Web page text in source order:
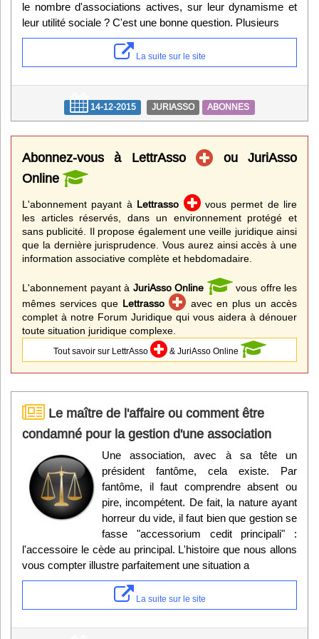
le nombre d'associations actives, sur leur dynamisme et
leur utilité sociale ? C'est une bonne question. Plusieurs
La suite sur le site
14-12-2015 JURIASSO ABONNES
Abonnez-vous à LettrAsso
ou JuriAsso
Online
L'abonnement payant à Lettrasso
vous permet de lire
les articles réservés, dans un environnement protégé et
sans publicité. Il propose également une veille juridique ainsi
que la dernière jurisprudence. Vous aurez ainsi accès à une
information associative complète et hebdomadaire.
L'abonnement payant à JuriAsso Online
vous offre les
mêmes services que Lettrasso
avec en plus un accès
complet à notre Forum Juridique qui vous aidera à dénouer
toute situation juridique complexe.
Tout savoir sur LettrAsso & JuriAsso Online
Le maître de l'affaire ou comment être
condamné pour la gestion d'une association
Une association, avec à sa tête un
président fantôme, cela existe. Par
fantôme, il faut comprendre absent ou
pire, incompétent. De fait, la nature ayant
horreur du vide, il faut bien que gestion se
fasse "accessorium cedit principali" :
l'accessoire le cède au principal. L'histoire que nous allons
vous compter illustre parfaitement une situation a
La suite sur le site